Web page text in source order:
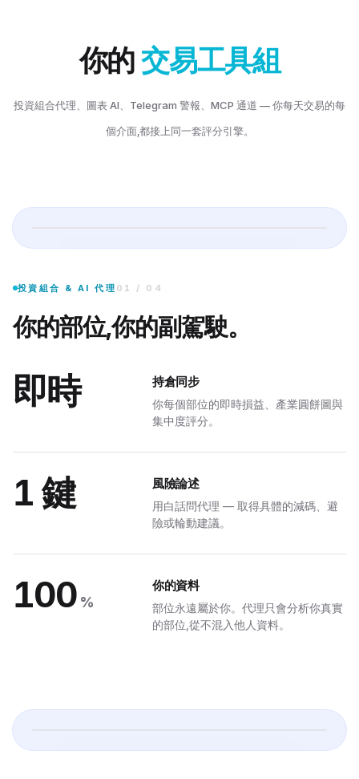
你的交易工具組
投資組合代理、圖表 AI、Telegram 警報、MCP 通道 — 你每天交易的每
個介面,都接上同一套評分引擎。
當日損益
+$456
是什麼?
投資組合 & AI 代理 01 / 04
你的部位,你的副駕駛。
把你真實的部位匯入。獲得產業曝險、集中度風險,以及一位用白話告訴你
即時 持倉同步
你每個部位的即時損益、產業圓餅圖與
集中度評分。
1 鍵 風險論述
用白話問代理 — 取得具體的減碼、避
險或輪動建議。
100 %
你的資料
部位永遠屬於你。代理只會分析你真實
的部位,從不混入他人資料。
TradingView、Yahoo、你的券商 — 擴充功能就會回傳結構化分析。